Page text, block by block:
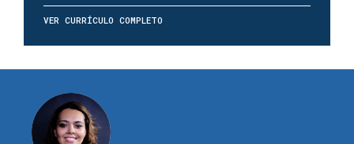
VER CURRÍCULO COMPLETO